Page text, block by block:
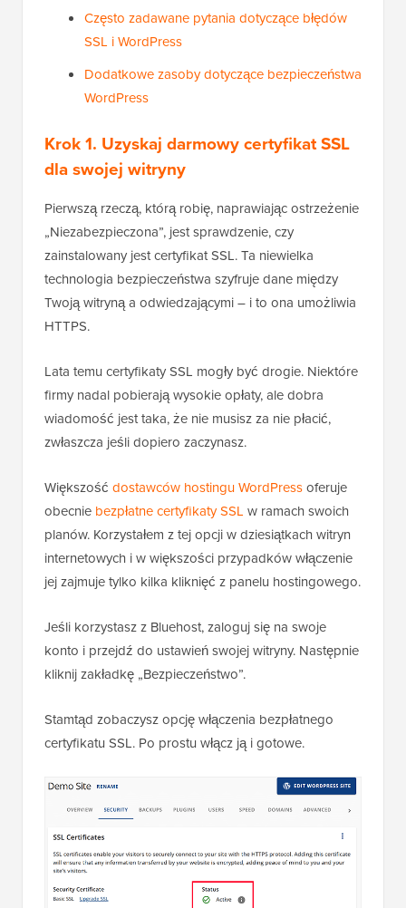
Często zadawane pytania dotyczące błędów
SSL i WordPress
Dodatkowe zasoby dotyczące bezpieczeństwa
WordPress
Krok 1. Uzyskaj darmowy certyfikat SSL
dla swojej witryny
Pierwszą rzeczą, którą robię, naprawiając ostrzeżenie
„Niezabezpieczona”, jest sprawdzenie, czy
zainstalowany jest certyfikat SSL. Ta niewielka
technologia bezpieczeństwa szyfruje dane między
Twoją witryną a odwiedzającymi – i to ona umożliwia
HTTPS.
Lata temu certyfikaty SSL mogły być drogie. Niektóre
firmy nadal pobierają wysokie opłaty, ale dobra
wiadomość jest taka, że nie musisz za nie płacić,
zwłaszcza jeśli dopiero zaczynasz.
Większość dostawców hostingu WordPressoferuje
obecnie bezpłatne certyfikaty SSL w ramach swoich
planów. Korzystałem z tej opcji w dziesiątkach witryn
internetowych i w większości przypadków włączenie
jej zajmuje tylko kilka kliknięć z panelu hostingowego.
Jeśli korzystasz z Bluehost, zaloguj się na swoje
konto i przejdź do ustawień swojej witryny. Następnie
kliknij zakładkę „Bezpieczeństwo”.
Stamtąd zobaczysz opcję włączenia bezpłatnego
certyfikatu SSL. Po prostu włącz ją i gotowe.